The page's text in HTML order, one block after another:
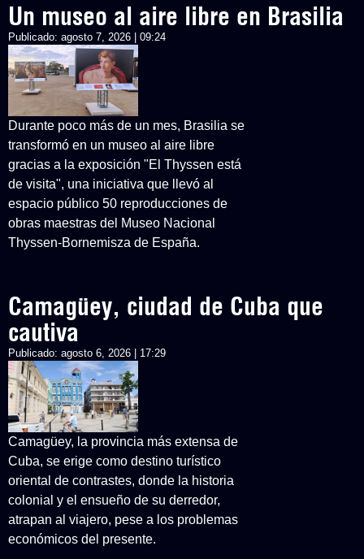
Un museo al aire libre en Brasilia
Publicado: agosto 7, 2026 | 09:24
Durante poco más de un mes, Brasilia se
transformó en un museo al aire libre
gracias a la exposición "El Thyssen está
de visita", una iniciativa que llevó al
espacio público 50 reproducciones de
obras maestras del Museo Nacional
Thyssen-Bornemisza de España.
Camagüey, ciudad de Cuba que
cautiva
Publicado: agosto 6, 2026 | 17:29
Camagüey, la provincia más extensa de
Cuba, se erige como destino turístico
oriental de contrastes, donde la historia
colonial y el ensueño de su derredor,
atrapan al viajero, pese a los problemas
económicos del presente.